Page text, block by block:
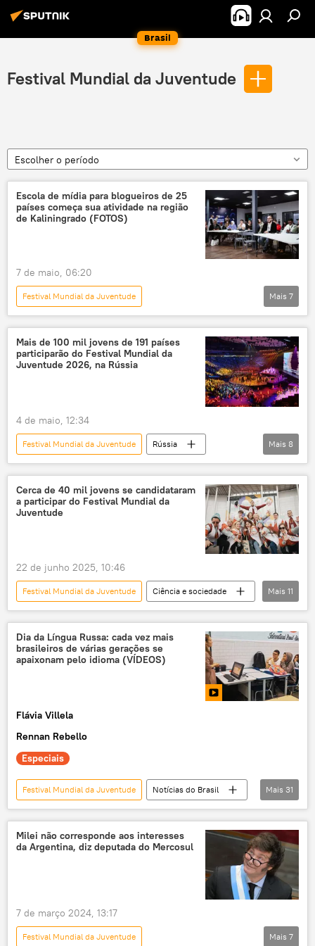
Brasil
Festival Mundial da Juventude
Escolher o período
Escola de mídia para blogueiros de 25
países começa sua atividade na região
de Kaliningrado (FOTOS)
7 de maio, 06:20
Festival Mundial da Juventude
Panorama internacional
blog
blogueiro
juventude
Rússia
Federação da Rússia
Kaliningrado
Mais 7
Mais de 100 mil jovens de 191 países
participarão do Festival Mundial da
Juventude 2026, na Rússia
4 de maio, 12:34
Festival Mundial da Juventude
Rússia
Vladimir Putin
Ekaterinburgo
Federação da Rússia
jovens
líder
pedidos
Mais 8
Cerca de 40 mil jovens se candidataram
a participar do Festival Mundial da
Juventude
22 de junho 2025, 10:46
Festival Mundial da Juventude
Ciência e sociedade
Sociedade
Rússia
Europa
Mundo
Nizhny Novgorod
Ásia
cooperação
juventude
diálogo
Mais 11
Dia da Língua Russa: cada vez mais
brasileiros de várias gerações se
apaixonam pelo idioma (VÍDEOS)
Flávia Villela
Rennan Rebello
Especiais
Festival Mundial da Juventude
Notícias do Brasil
Rússia
Brasil
União Soviética
Kremlin
BRICS
Yuri Gagarin
Federação da Rússia
idioma russo
Aleksandr Pushkin
intercâmbio
russo
Mais 31
Milei não corresponde aos interesses
da Argentina, diz deputada do Mercosul
7 de março 2024, 13:17
Festival Mundial da Juventude
Mais 7